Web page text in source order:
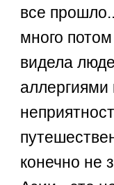
все
много
видела
аллергиями
конечно не